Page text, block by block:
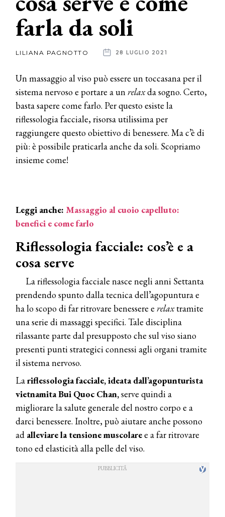
News
farla da soli
LILIANA PAGNOTTO 28 LUGLIO 2021
Un massaggio al viso può essere un toccasana per il
sistema nervoso e portare a unrelaxda sogno. Certo,
basta sapere come farlo. Per questo esiste la
riflessologia facciale, risorsa utilissima per
raggiungere questo obiettivo di benessere. Ma c’è di
più: è possibile praticarla anche da soli. Scopriamo
insieme come!
Leggi anche: Massaggio al cuoio capelluto:
benefici e come farlo
Riflessologia facciale: cos’è e a
cosa serve
La riflessologia facciale nasce negli anni Settanta
prendendo spunto dalla tecnica dell’agopuntura e
ha lo scopo di far ritrovare benessere e relaxtramite
una serie di massaggi specifici. Tale disciplina
rilassante parte dal presupposto che sul viso siano
presenti punti strategici connessi agli organi tramite
il sistema nervoso.
Lariflessologia facciale, ideata dall’agopunturista
vietnamita Bui Quoc Chan,serve quindi a
migliorare la salute generale del nostro corpo e a
darci benessere. Inoltre, può aiutare anche possono
ad alleviare la tensione muscolaree a far ritrovare
tono ed elasticità alla pelle del viso.